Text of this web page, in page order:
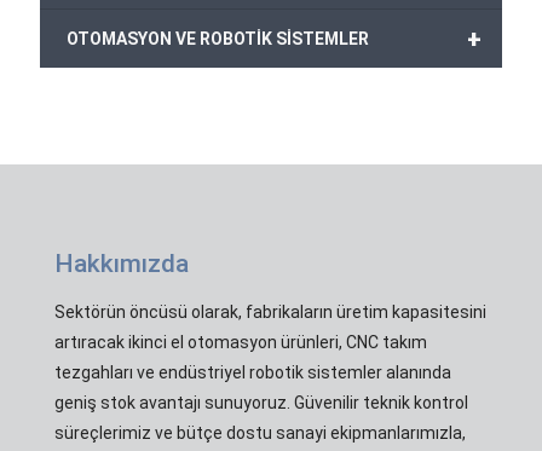
+
OTOMASYON VE ROBOTİK SİSTEMLER
Hakkımızda
Sektörün öncüsü olarak, fabrikaların üretim kapasitesini
artıracak ikinci el otomasyon ürünleri, CNC takım
tezgahları ve endüstriyel robotik sistemler alanında
geniş stok avantajı sunuyoruz. Güvenilir teknik kontrol
süreçlerimiz ve bütçe dostu sanayi ekipmanlarımızla,